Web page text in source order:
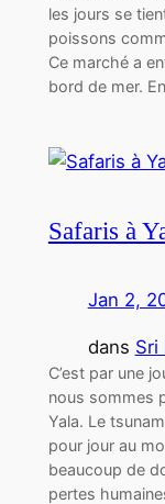
les jours se
poissons
Ce marché a
bord de mer.
Safaris à
Jan 2,
dans Sri
C’est par une
nous sommes
Yala. Le
pour jour au
beaucoup de
pertes